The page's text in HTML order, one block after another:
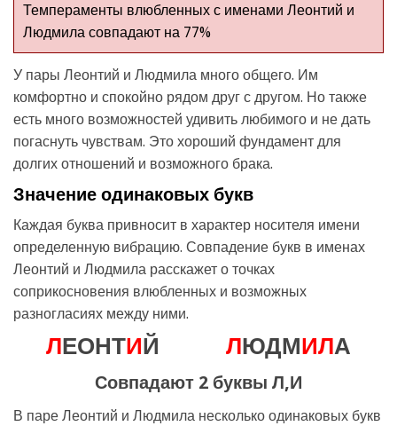
Темпераменты влюбленных с именами Леонтий и
Людмила совпадают на 77%
У пары Леонтий и Людмила много общего. Им
комфортно и спокойно рядом друг с другом. Но также
есть много возможностей удивить любимого и не дать
погаснуть чувствам. Это хороший фундамент для
долгих отношений и возможного брака.
Значение одинаковых букв
Каждая буква привносит в характер носителя имени
определенную вибрацию. Совпадение букв в именах
Леонтий и Людмила расскажет о точках
соприкосновения влюбленных и возможных
разногласиях между ними.
ЛЕОНТИЙ ЛЮДМИЛА
Совпадают 2 буквы Л,И
В паре Леонтий и Людмила несколько одинаковых букв